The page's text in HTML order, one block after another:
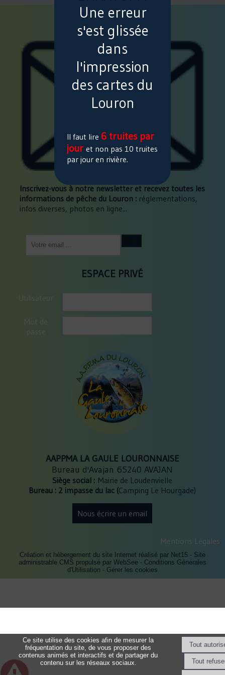
Inscrivez-vous à notre newsletter et recevez toutes les
informations de pêche du Louron : réglementations,
infos diverses, photos en ligne...
votre
email
(obligatoire)
ESPACE PRIVÉ
AAPPMA LA GAULE LOURONNAISE
Bureau d'Avajan 65240 AVAJAN
Siège social : Mairie de Loudenvielle
Bureau : 2 impasse du lac (Camping Le Hourgade)
Nous écrire un email
Mentions Légales
Création et hébergement du site Internet réalisé par Net15 - Site
administrable CMS propulsé par WebSee - Conditions Générales
d'Utilisation - Gérer les cookies
Une erreur
s'est glissée
dans
l'impression
des cartes du
Louron
Il faut lire 6 truites par
jour et non pas 10 truites
par jour en rivière.
Ce site utilise des cookies afin de mesurer la
fréquentation du site, de vous proposer des
contenus animés et interactifs et de partager du
contenu sur les réseaux sociaux.